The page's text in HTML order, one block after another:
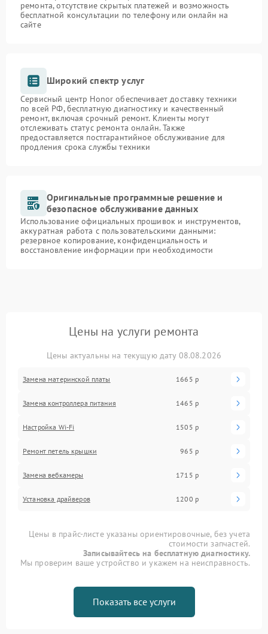
ремонта, отсутствие скрытых платежей и возможность
бесплатной консультации по телефону или онлайн на
сайте
Широкий спектр услуг
Сервисный центр Honor обеспечивает доставку техники
по всей РФ, бесплатную диагностику и качественный
ремонт, включая срочный ремонт. Клиенты могут
отслеживать статус ремонта онлайн. Также
предоставляется постгарантийное обслуживание для
продления срока службы техники
Оригинальные программные решение и
безопасное обслуживание данных
Использование официальных прошивок и инструментов,
аккуратная работа с пользовательскими данными:
резервное копирование, конфиденциальность и
восстановление информации при необходимости
Цены на услуги ремонта
Цены актуальны на текущую дату 08.08.2026
Замена материнской платы 1665 р
Замена контроллера питания 1465 р
Настройка Wi-Fi 1505 р
Ремонт петель крышки 965 р
Замена вебкамеры 1715 р
Установка драйверов 1200 р
Цены в прайс-листе указаны ориентировочные, без учета
стоимости запчастей.
Записывайтесь на бесплатную диагностику.
Мы проверим ваше устройство и укажем на неисправность.
Показать все услуги